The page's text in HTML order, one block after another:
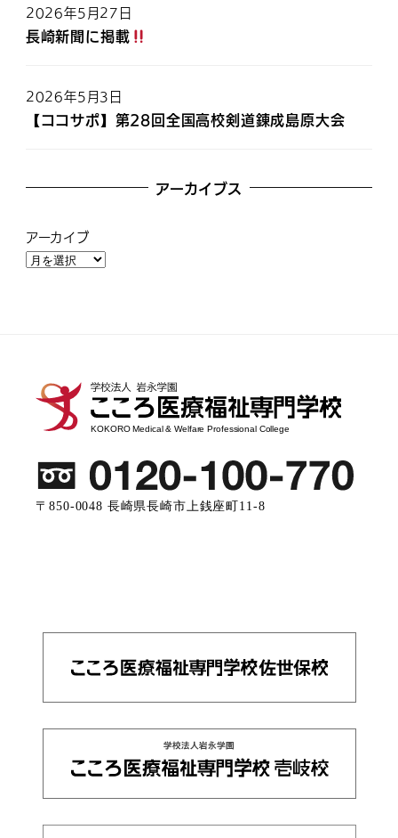
長崎新聞に掲載
2026年5月27日
【ココサポ】第28回全国高校剣道錬成島原大会
2026年5月3日
アーカイブス
アーカイブ